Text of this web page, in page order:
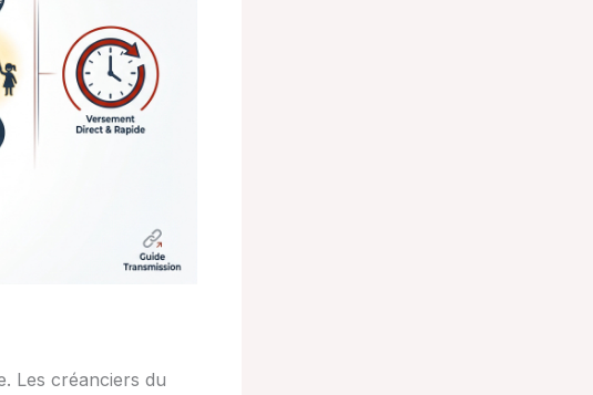
Les créanciers du